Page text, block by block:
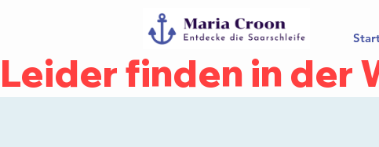
Leider finden in der